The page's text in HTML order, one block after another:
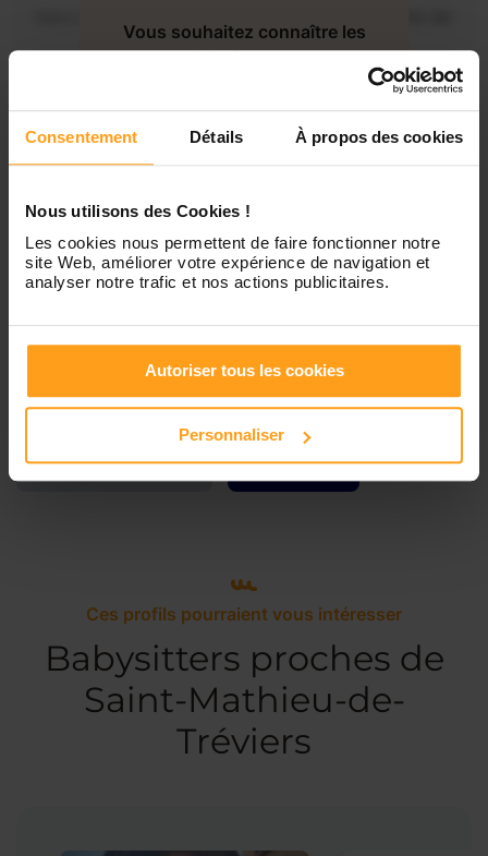
Consentement Détails À propos des cookies
Nous utilisons des Cookies !
Les cookies nous permettent de faire fonctionner notre
site Web, améliorer votre expérience de navigation et
analyser notre trafic et nos actions publicitaires.
Autoriser tous les cookies
Personnaliser
Disponible de 00:00 à 00:00
Samedi Disponible de 00:00 à 00:00
Dimanche Disponible de 00:00 à 00:00
Vous souhaitez connaître les
disponibilités de Coralie ?
Contactez-nous
Services proposés
Garde d’enfants Ménage
Ces profils pourraient vous intéresser
Babysitters proches de
Saint-Mathieu-de-
Tréviers